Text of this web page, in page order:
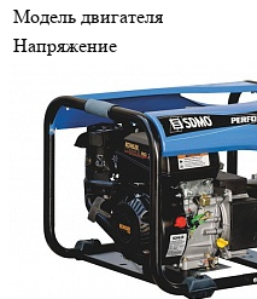
Модель двигателя
Напряжение